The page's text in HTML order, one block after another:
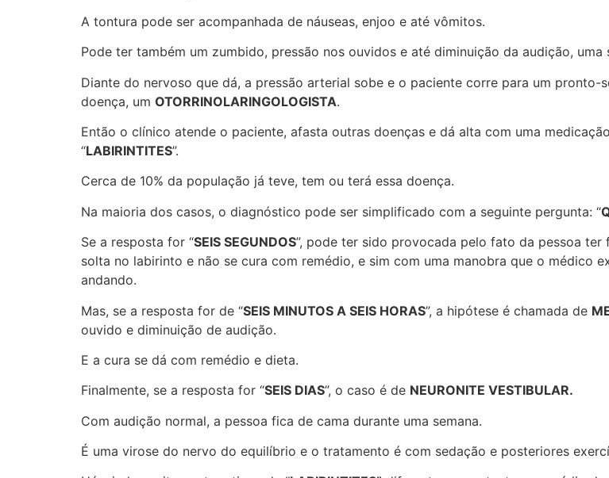
A tontura pode ser acompanhada de náuseas, enjoo e até vômitos.
Pode ter também um zumbido, pressão nos ouvidos e até diminuição da audição, uma
Diante do nervoso que dá, a pressão arterial sobe e o paciente corre para um pronto-
doença, um OTORRINOLARINGOLOGISTA.
Então o clínico atende o paciente, afasta outras doenças e dá alta com uma
“LABIRINTITES”.
Cerca de 10% da população já teve, tem ou terá essa doença.
Na maioria dos casos, o diagnóstico pode ser simplificado com a seguinte pergunta: “
Se a resposta for “SEIS SEGUNDOS”, pode ter sido provocada pelo fato da pessoa ter
solta no labirinto e não se cura com remédio, e sim com uma manobra que o médico
andando.
Mas, se a resposta for de “SEIS MINUTOS A SEIS HORAS”, a hipótese é chamada de
ouvido e diminuição de audição.
E a cura se dá com remédio e dieta.
Finalmente, se a resposta for “SEIS DIAS”, o caso é de NEURONITE VESTIBULAR.
Com audição normal, a pessoa fica de cama durante uma semana.
É uma virose do nervo do equilíbrio e o tratamento é com sedação e posteriores